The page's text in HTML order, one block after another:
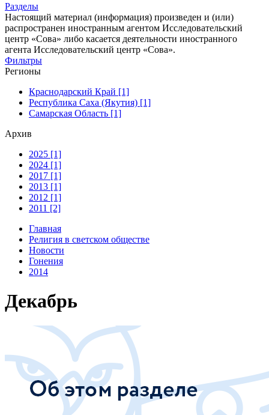
Разделы
Настоящий материал (информация) произведен и (или)
распространен иностранным агентом Исследовательский
центр «Сова» либо касается деятельности иностранного
агента Исследовательский центр «Сова».
Фильтры
Регионы
Краснодарский Край [1]
Республика Саха (Якутия) [1]
Самарская Область [1]
Архив
2025 [1]
2024 [1]
2017 [1]
2013 [1]
2012 [1]
2011 [2]
Главная
Религия в светском обществе
Новости
Гонения
2014
Декабрь